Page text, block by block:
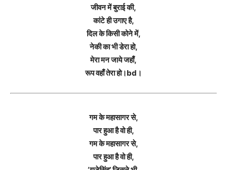
जीवन में बुराई की,
कांटे ही उगाए है,
दिल के किसी कोने में,
नेकी का भी डेरा हो,
मेरा मन जाये जहाँ,
रूप वहाँ तेरा हो।bd।
गम के महासागर से,
पार हुआ है वो ही,
गम के महासागर से,
पार हुआ है वो ही,